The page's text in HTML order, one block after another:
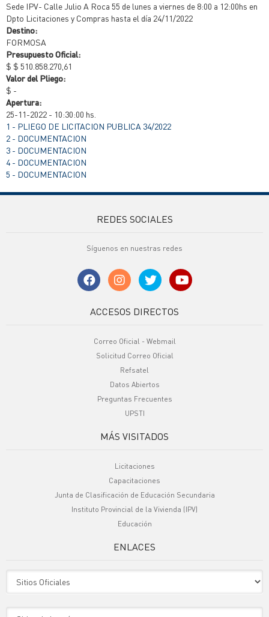
Sede IPV- Calle Julio A Roca 55 de lunes a viernes de 8:00 a 12:00hs en
Dpto Licitaciones y Compras hasta el día 24/11/2022
Destino:
FORMOSA
Presupuesto Oficial:
$ $ 510.858.270,61
Valor del Pliego:
$ -
Apertura:
25-11-2022 - 10:30:00 hs.
1 - PLIEGO DE LICITACION PUBLICA 34/2022
2 - DOCUMENTACION
3 - DOCUMENTACION
4 - DOCUMENTACION
5 - DOCUMENTACION
REDES SOCIALES
Síguenos en nuestras redes
ACCESOS DIRECTOS
Correo Oficial - Webmail
Solicitud Correo Oficial
Refsatel
Datos Abiertos
Preguntas Frecuentes
UPSTI
MÁS VISITADOS
Licitaciones
Capacitaciones
Junta de Clasificación de Educación Secundaria
Instituto Provincial de la Vivienda (IPV)
Educación
ENLACES